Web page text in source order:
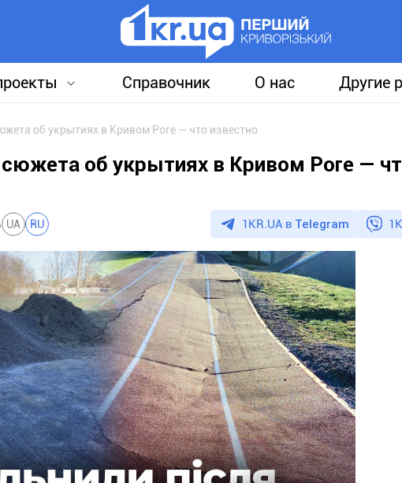
Справочник О нас Другие
об укрытиях в Кривом Роге — что известно
об укрытиях в Кривом Роге —
UA RU 1KR.UA в Telegram